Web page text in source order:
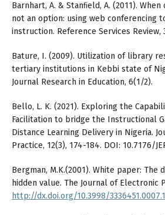
Barnhart, A. & Stanﬁeld, A. (2011).
not an option: using web conferencing
instruction. Reference Services Review,
Bature, I. (2009). Utilization of library
tertiary institutions in Kebbi state of
Journal Research in Education, 6(1/2).
Bello, L. K. (2021). Exploring the
Facilitation to bridge the Instructional
Distance Learning Delivery in Nigeria.
Practice, 12(3), 174-184. DOI: 10.7176/
Bergman, M.K.(2001). White paper: The
hidden value. The Journal of Electronic
http://dx.doi.org/10.3998/